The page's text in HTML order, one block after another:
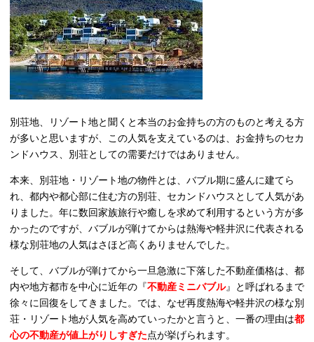
別荘地、リゾート地と聞くと本当のお金持ちの方のものと考える方
が多いと思いますが、この人気を支えているのは、お金持ちのセカ
ンドハウス、別荘としての需要だけではありません。
本来、別荘地・リゾート地の物件とは、バブル期に盛んに建てら
れ、都内や都心部に住む方の別荘、セカンドハウスとして人気があ
りました。年に数回家族旅行や癒しを求めて利用するという方が多
かったのですが、バブルが弾けてからは熱海や軽井沢に代表される
様な別荘地の人気はさほど高くありませんでした。
そして、バブルが弾けてから一旦急激に下落した不動産価格は、都
内や地方都市を中心に近年の『不動産ミニバブル』と呼ばれるまで
徐々に回復をしてきました。では、なぜ再度熱海や軽井沢の様な別
荘・リゾート地が人気を高めていったかと言うと、一番の理由は都
心の不動産が値上がりしすぎた点が挙げられます。